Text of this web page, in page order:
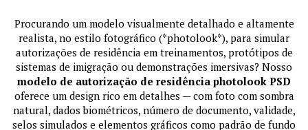
Procurando um modelo visualmente detalhado e altamente
realista, no estilo fotográfico (*photolook*), para simular
autorizações de residência em treinamentos, protótipos de
sistemas de imigração ou demonstrações imersivas? Nosso
modelo de autorização de residência photolook PSD
oferece um design rico em detalhes — com foto com sombra
natural, dados biométricos, número de documento, validade,
selos simulados e elementos gráficos como padrão de fundo